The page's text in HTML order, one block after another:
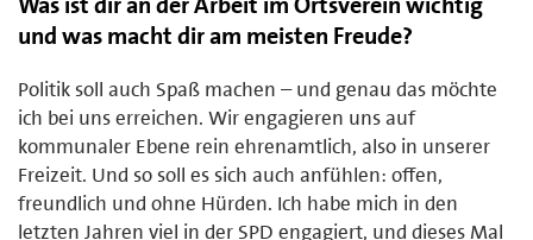
und was macht dir am meisten Freude?
Politik soll auch Spaß machen – und genau das möchte
ich bei uns erreichen. Wir engagieren uns auf
kommunaler Ebene rein ehrenamtlich, also in unserer
Freizeit. Und so soll es sich auch anfühlen: offen,
freundlich und ohne Hürden. Ich habe mich in den
letzten Jahren viel in der SPD engagiert, und dieses Mal